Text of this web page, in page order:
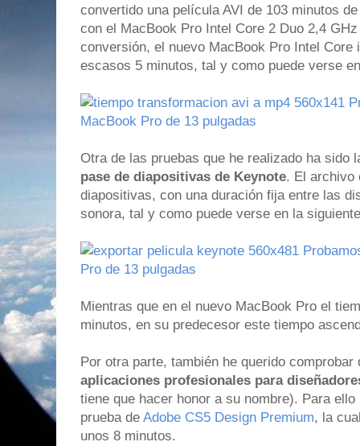
convertido una película AVI de 103 minutos
con el MacBook Pro Intel Core 2 Duo 2,4
conversión, el nuevo MacBook Pro Intel Core
escasos 5 minutos, tal y como puede verse
Otra de las pruebas que he realizado ha sido
pase de diapositivas de Keynote. El archivo
diapositivas, con una duración fija entre las
sonora, tal y como puede verse en la
Mientras que en el nuevo MacBook Pro el
minutos, en su predecesor este tiempo
Por otra parte, también he querido comprobar
aplicaciones profesionales para
tiene que hacer honor a su nombre). Para
prueba de Adobe CS5 Design Premium, la
unos 8 minutos.